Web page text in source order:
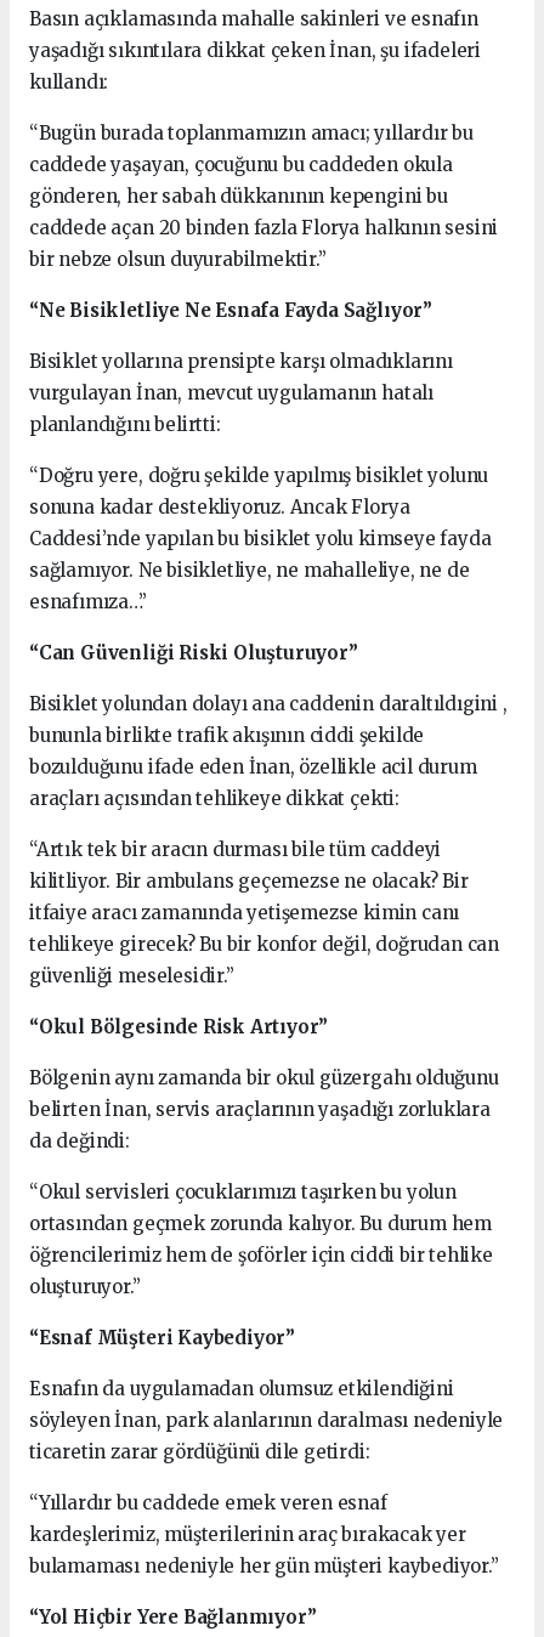
Basın açıklamasında mahalle sakinleri ve esnafın
yaşadığı sıkıntılara dikkat çeken İnan, şu ifadeleri
kullandı:
“Bugün burada toplanmamızın amacı; yıllardır bu
caddede yaşayan, çocuğunu bu caddeden okula
gönderen, her sabah dükkanının kepengini bu
caddede açan 20 binden fazla Florya halkının sesini
bir nebze olsun duyurabilmektir.”
“Ne Bisikletliye Ne Esnafa Fayda Sağlıyor”
Bisiklet yollarına prensipte karşı olmadıklarını
vurgulayan İnan, mevcut uygulamanın hatalı
planlandığını belirtti:
“Doğru yere, doğru şekilde yapılmış bisiklet yolunu
sonuna kadar destekliyoruz. Ancak Florya
Caddesi’nde yapılan bu bisiklet yolu kimseye fayda
sağlamıyor. Ne bisikletliye, ne mahalleliye, ne de
esnafımıza…”
“Can Güvenliği Riski Oluşturuyor”
Bisiklet yolundan dolayı ana caddenin daraltıldıgini ,
bununla birlikte trafik akışının ciddi şekilde
bozulduğunu ifade eden İnan, özellikle acil durum
araçları açısından tehlikeye dikkat çekti:
“Artık tek bir aracın durması bile tüm caddeyi
kilitliyor. Bir ambulans geçemezse ne olacak? Bir
itfaiye aracı zamanında yetişemezse kimin canı
tehlikeye girecek? Bu bir konfor değil, doğrudan can
güvenliği meselesidir.”
“Okul Bölgesinde Risk Artıyor”
Bölgenin aynı zamanda bir okul güzergahı olduğunu
belirten İnan, servis araçlarının yaşadığı zorluklara
da değindi:
“Okul servisleri çocuklarımızı taşırken bu yolun
ortasından geçmek zorunda kalıyor. Bu durum hem
öğrencilerimiz hem de şoförler için ciddi bir tehlike
oluşturuyor.”
“Esnaf Müşteri Kaybediyor”
Esnafın da uygulamadan olumsuz etkilendiğini
söyleyen İnan, park alanlarının daralması nedeniyle
ticaretin zarar gördüğünü dile getirdi:
“Yıllardır bu caddede emek veren esnaf
kardeşlerimiz, müşterilerinin araç bırakacak yer
bulamaması nedeniyle her gün müşteri kaybediyor.”
“Yol Hiçbir Yere Bağlanmıyor”